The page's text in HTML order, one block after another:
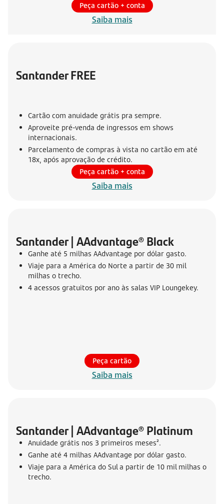
Peça cartão + conta
Saiba mais
Santander FREE
Cartão com anuidade grátis pra sempre.
Aproveite pré-venda de ingressos em shows
internacionais.
Parcelamento de compras à vista no cartão em até
18x, após aprovação de crédito.
Peça cartão + conta
Saiba mais
Santander | AAdvantage® Black
Ganhe até 5 milhas AAdvantage por dólar gasto.
Viaje para a América do Norte a partir de 30 mil
milhas o trecho.
4 acessos gratuitos por ano às salas VIP Loungekey.
Peça cartão
Saiba mais
Santander | AAdvantage® Platinum
Anuidade grátis nos 3 primeiros meses².
Ganhe até 4 milhas AAdvantage por dólar gasto.
Viaje para a América do Sul a partir de 10 mil milhas o
trecho.